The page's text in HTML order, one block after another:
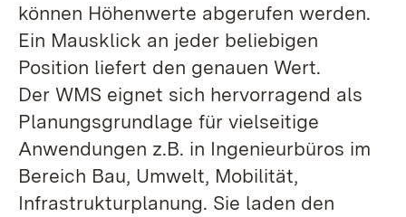
können Höhenwerte abgerufen werden.
Ein Mausklick an jeder beliebigen
Position liefert den genauen Wert.
Der WMS eignet sich hervorragend als
Planungsgrundlage für vielseitige
Anwendungen z.B. in Ingenieurbüros im
Bereich Bau, Umwelt, Mobilität,
Infrastrukturplanung. Sie laden den